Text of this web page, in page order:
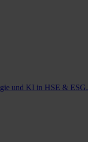
und KI in HSE & ESG.